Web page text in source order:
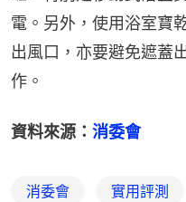
電。另外，使用浴室寶
出風口，亦要避免遮蓋
作。
資料來源： 消委會
消委會 實用評測